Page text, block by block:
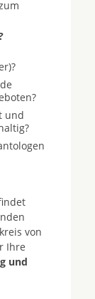
und
von
Ihre
und